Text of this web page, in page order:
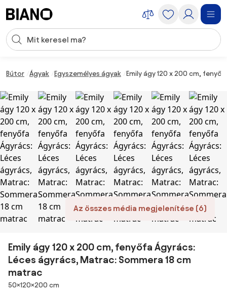
Keresési bevitel
Bútor Ágyak Egyszemélyes ágyak Emily ágy 120 x 200 cm,
Az összes média megjelenítése (6)
Emily ágy 120 x 200 cm, fenyőfa Ágyrács:
Léces ágyrács, Matrac: Sommera 18 cm
matrac
Méretek
50×120×200 cm